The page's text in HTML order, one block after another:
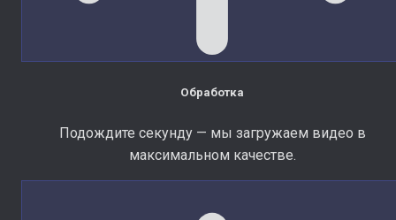
Обработка
Подождите секунду — мы загружаем видео в
максимальном качестве.